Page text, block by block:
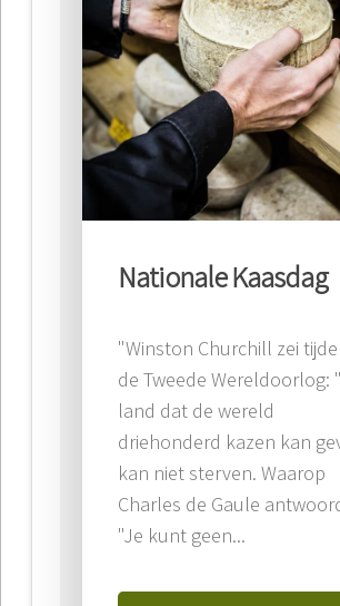
Nationale Kaasdag
"Winston Churchill zei
de Tweede Wereldoorlog:
land dat de wereld
driehonderd kazen kan
kan niet sterven. Waarop
Charles de Gaule
"Je kunt geen...